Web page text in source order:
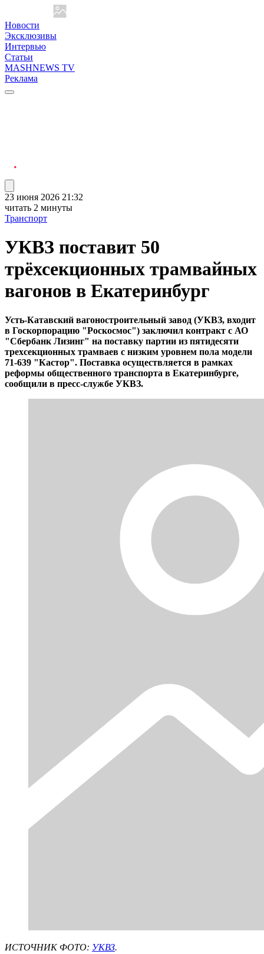
Новости
Эксклюзивы
Интервью
Статьи
MASHNEWS TV
Реклама
23 июня 2026 21:32
читать 2 минуты
Транспорт
УКВЗ поставит 50
трёхсекционных трамвайных
вагонов в Екатеринбург
Усть-Катавский вагоностроительный завод (УКВЗ, входит
в Госкорпорацию "Роскосмос") заключил контракт с АО
"Сбербанк Лизинг" на поставку партии из пятидесяти
трехсекционных трамваев с низким уровнем пола модели
71-639 "Кастор". Поставка осуществляется в рамках
реформы общественного транспорта в Екатеринбурге,
сообщили в пресс-службе УКВЗ.
ИСТОЧНИК ФОТО: УКВЗ.